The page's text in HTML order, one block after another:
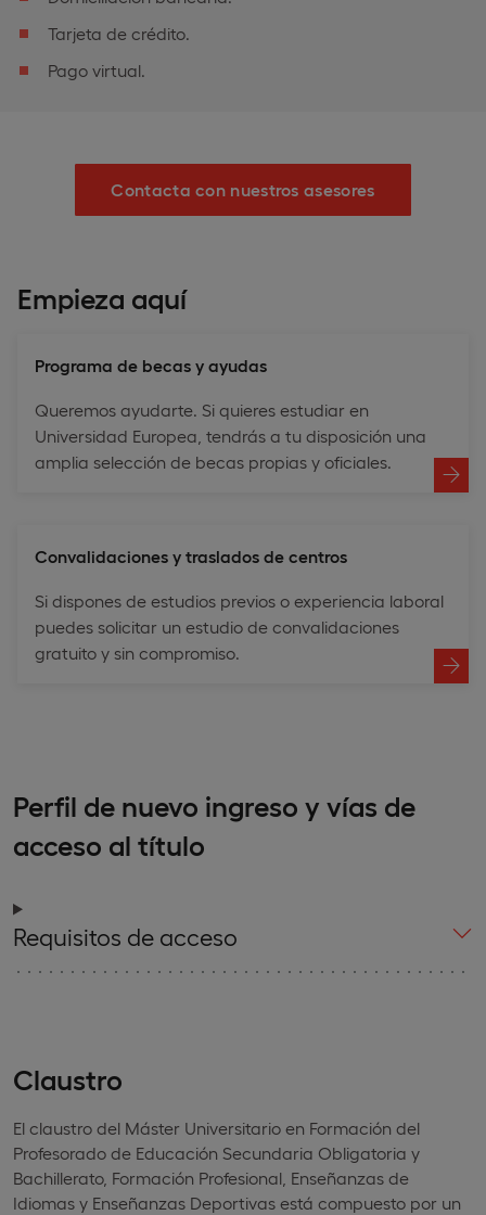
Tarjeta de crédito.
Pago virtual.
Contacta con nuestros asesores
Empieza aquí
Programa de becas y ayudas
Queremos ayudarte. Si quieres estudiar en
Universidad Europea, tendrás a tu disposición una
amplia selección de becas propias y oficiales.
Convalidaciones y traslados de centros
Si dispones de estudios previos o experiencia laboral
puedes solicitar un estudio de convalidaciones
gratuito y sin compromiso.
Perfil de nuevo ingreso y vías de
acceso al título
Requisitos de acceso
Claustro
El claustro del Máster Universitario en Formación del
Profesorado de Educación Secundaria Obligatoria y
Bachillerato, Formación Profesional, Enseñanzas de
Idiomas y Enseñanzas Deportivas está compuesto por un